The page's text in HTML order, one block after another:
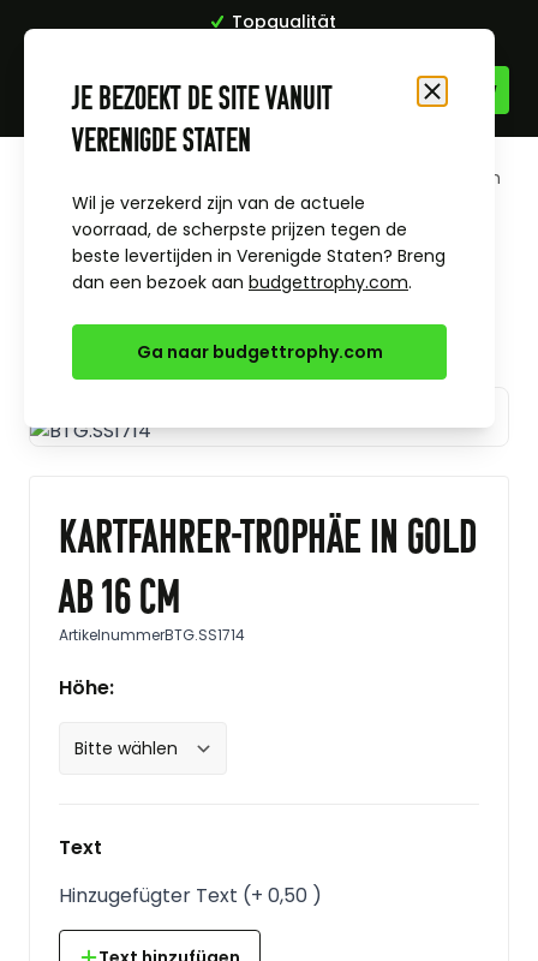
Topqualität
Kartfahren
Kartfahrer-Trophäe in Gold ab 16 cm
Kartfahrer-Trophäe in Gold
ab 16 cm
ArtikelnummerBTG.SS1714
Höhe:
Text
Hinzugefügter Text (+ 0,50 )
Je bezoekt de site vanuit
Verenigde Staten
Schließen
Wil je verzekerd zijn van de actuele
voorraad, de scherpste prijzen tegen de
beste levertijden in Verenigde Staten? Breng
dan een bezoek aan budgettrophy.com.
Ga naar budgettrophy.com